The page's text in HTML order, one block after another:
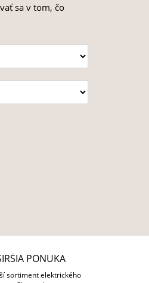
sa v tom, čo
PONUKA
sortiment elektrického